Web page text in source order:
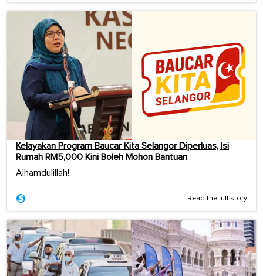
Kelayakan Program Baucar Kita Selangor Diperluas, Isi
Rumah RM5,000 Kini Boleh Mohon Bantuan
Alhamdulillah!
Read the full story